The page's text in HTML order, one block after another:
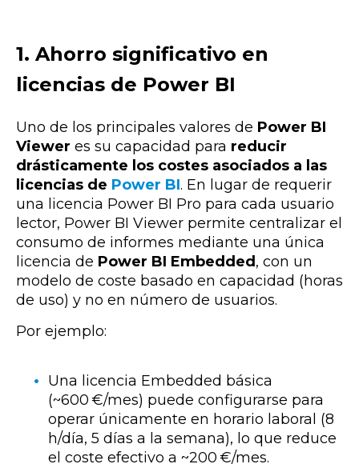
1. Ahorro significativo en
licencias de Power BI
Uno de los principales valores de Power BI
Viewer es su capacidad para reducir
drásticamente los costes asociados a las
licencias de Power BI. En lugar de requerir
una licencia Power BI Pro para cada usuario
lector, Power BI Viewer permite centralizar el
consumo de informes mediante una única
licencia de Power BI Embedded , con un
modelo de coste basado en capacidad (horas
de uso) y no en número de usuarios.
Por ejemplo:
Una licencia Embedded básica
(~600 €/mes) puede configurarse para
operar únicamente en horario laboral (8
h/día, 5 días a la semana), lo que reduce
el coste efectivo a ~200 €/mes.